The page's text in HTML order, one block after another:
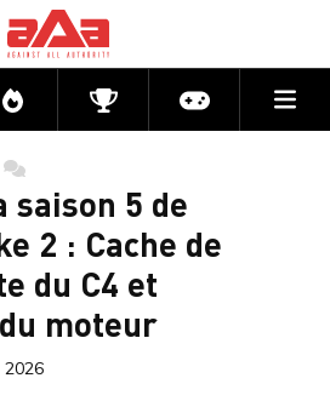
Directs CompétitionsActu jeux
commentaires
saison 5 de
2 : Cache de
du C4 et
moteur
2026